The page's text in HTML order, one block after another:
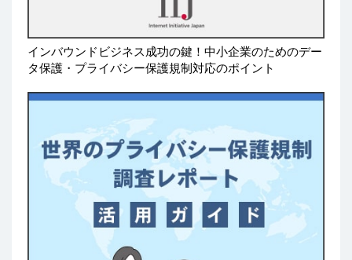
インバウンドビジネス成功の鍵！中小企業のためのデー
タ保護・プライバシー保護規制対応のポイント